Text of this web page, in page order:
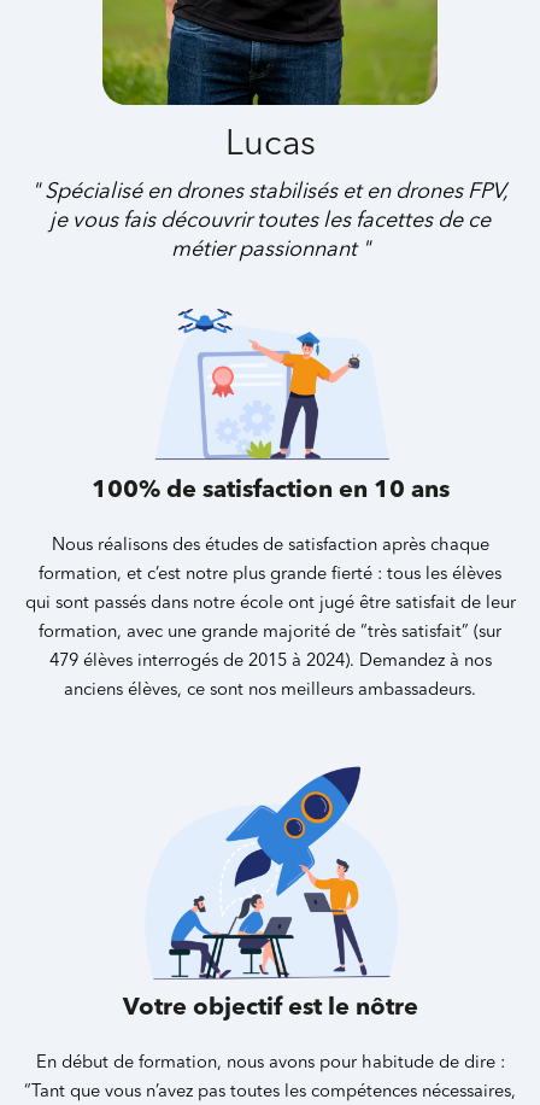
Lucas
" Spécialisé en drones stabilisés et en drones FPV,
je vous fais découvrir toutes les facettes de ce
métier passionnant "
100% de satisfaction en 10 ans
Nous réalisons des études de satisfaction après chaque
formation, et c’est notre plus grande fierté : tous les élèves
qui sont passés dans notre école ont jugé être satisfait de leur
formation, avec une grande majorité de “très satisfait” (sur
479 élèves interrogés de 2015 à 2024). Demandez à nos
anciens élèves, ce sont nos meilleurs ambassadeurs.
Votre objectif est le nôtre
En début de formation, nous avons pour habitude de dire :
“Tant que vous n’avez pas toutes les compétences nécessaires,